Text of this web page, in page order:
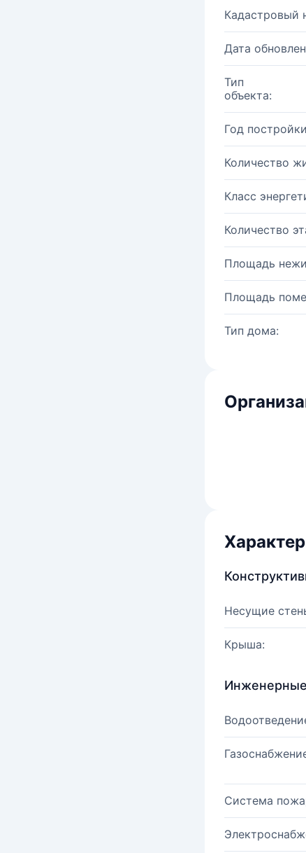
Кадастровый
Дата
Тип
объекта:
Год
Количество
Класс
Количество
Площадь
Площадь
Тип дома:
Несущие
Крыша:
Система